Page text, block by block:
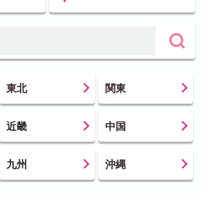
東北 関東
近畿 中国
九州 沖縄